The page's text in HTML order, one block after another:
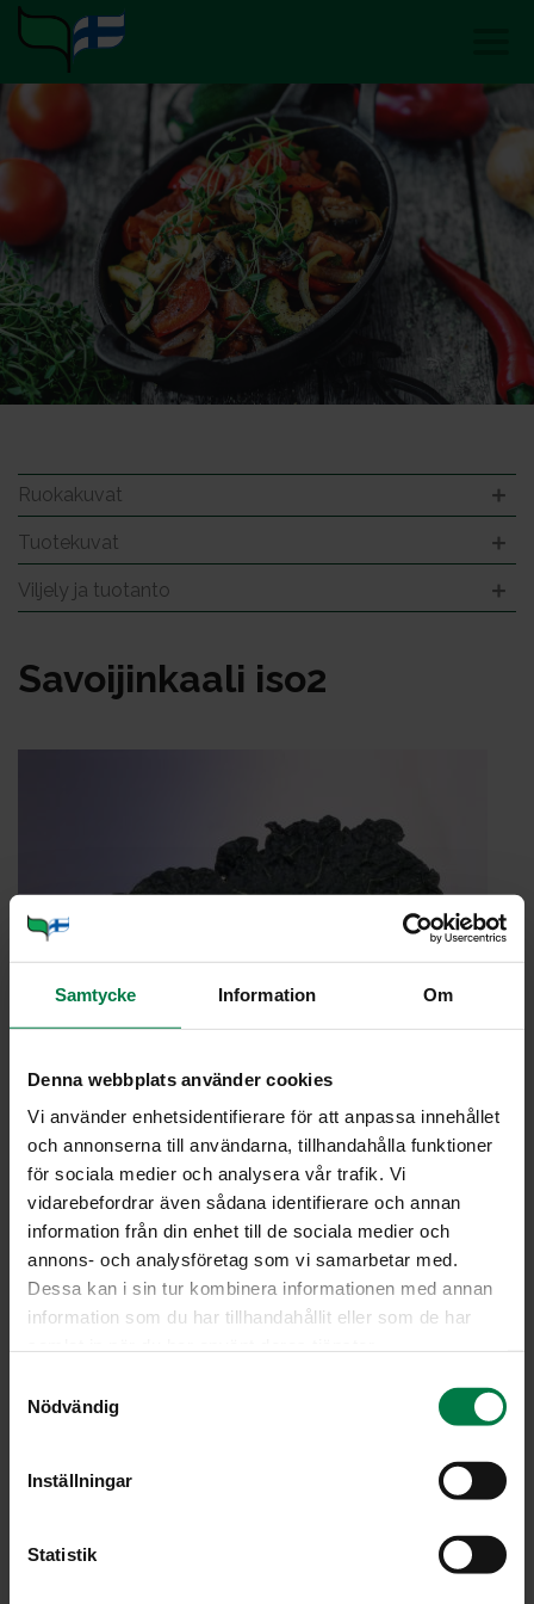
Samtycke Information Om
Denna webbplats använder cookies
Vi använder enhetsidentifierare för att anpassa innehållet
och annonserna till användarna, tillhandahålla funktioner
för sociala medier och analysera vår trafik. Vi
vidarebefordrar även sådana identifierare och annan
information från din enhet till de sociala medier och
annons- och analysföretag som vi samarbetar med.
Dessa kan i sin tur kombinera informationen med annan
information som du har tillhandahållit eller som de har
Nödvändig
Inställningar
Statistik
Ruokakuvat
Tuotekuvat
Viljely ja tuotanto
Sa­voi­jin­kaa­li iso2